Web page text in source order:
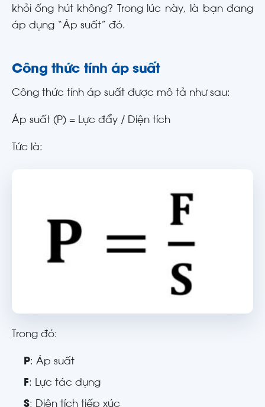
khỏi ống hút không? Trong lúc này, là bạn đang
áp dụng “Áp suất” đó.
Công thức tính áp suất
Công thức tính áp suất được mô tả như sau:
Áp suất (P) = Lực đẩy / Diện tích
Tức là:
Trong đó:
P: Áp suất
F: Lực tác dụng
S: Diện tích tiếp xúc